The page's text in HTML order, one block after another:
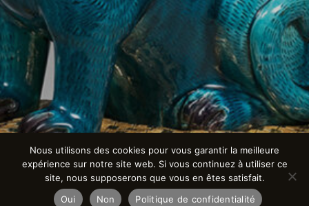
Nous utilisons des cookies pour vous garantir la meilleure
expérience sur notre site web. Si vous continuez à utiliser ce
site, nous supposerons que vous en êtes satisfait.
Oui
Non Politique de confidentialité